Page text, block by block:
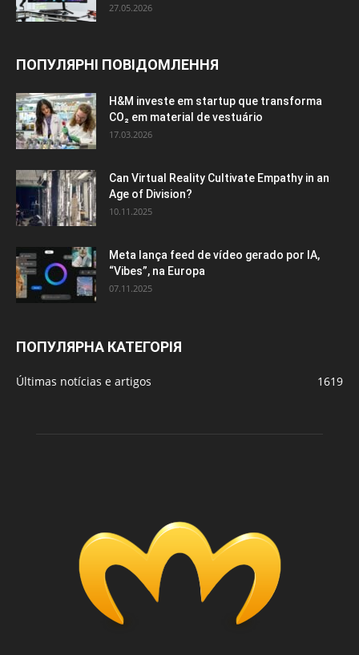
27.05.2026
ПОПУЛЯРНІ ПОВІДОМЛЕННЯ
H&M investe em startup que transforma
CO₂ em material de vestuário
17.03.2026
Can Virtual Reality Cultivate Empathy in an
Age of Division?
10.11.2025
Meta lança feed de vídeo gerado por IA,
“Vibes”, na Europa
07.11.2025
ПОПУЛЯРНА КАТЕГОРІЯ
Últimas notícias e artigos 1619